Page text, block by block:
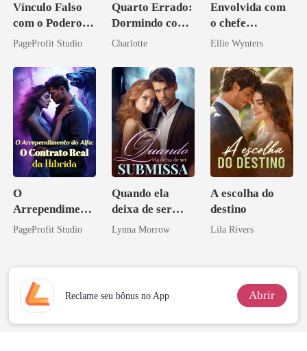
Vínculo Falso
com o Poderoso
Inimigo do Meu
PageProfit Studio
Quarto Errado:
Dormindo com
o Tio do Meu
Charlotte
Envolvida com
o chefe
arrogante
Ellie Wynters
O
Arrependiment
o do Alfa: O
PageProfit Studio
Quando ela
deixa de ser
submissa
Lynna Morrow
A escolha do
destino
Lila Rivers
Reclame seu bônus no App Abrir